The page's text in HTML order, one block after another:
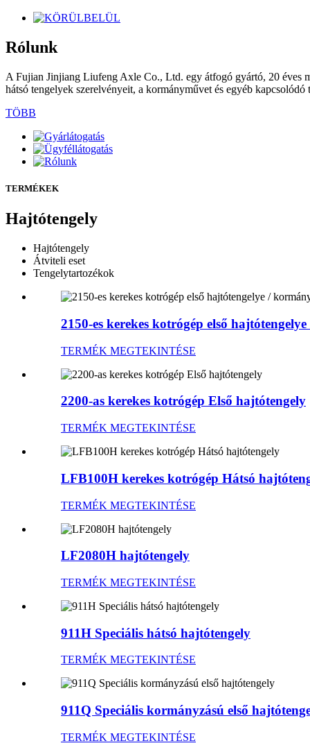
Rólunk
A Fujian Jinjiang Liufeng Axle Co., Ltd. egy átfogó gyártó, 20 éves
hátsó tengelyek szerelvényeit, a kormányművet és egyéb kapcsolódó
TÖBB
TERMÉKEK
Hajtótengely
Hajtótengely
Átviteli eset
Tengelytartozékok
2150-es kerekes kotrógép első
TERMÉK MEGTEKINTÉSE
2200-as kerekes kotrógép Első hajtótengely
TERMÉK MEGTEKINTÉSE
LFB100H kerekes kotrógép Hátsó
TERMÉK MEGTEKINTÉSE
LF2080H hajtótengely
TERMÉK MEGTEKINTÉSE
911H Speciális hátsó hajtótengely
TERMÉK MEGTEKINTÉSE
911Q Speciális kormányzású első
TERMÉK MEGTEKINTÉSE